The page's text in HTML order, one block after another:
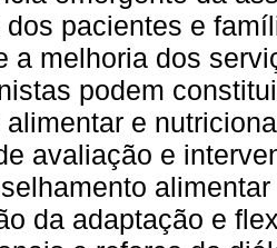
dos pacientes e
a melhoria dos
podem
alimentar e
avaliação e
da adaptação e